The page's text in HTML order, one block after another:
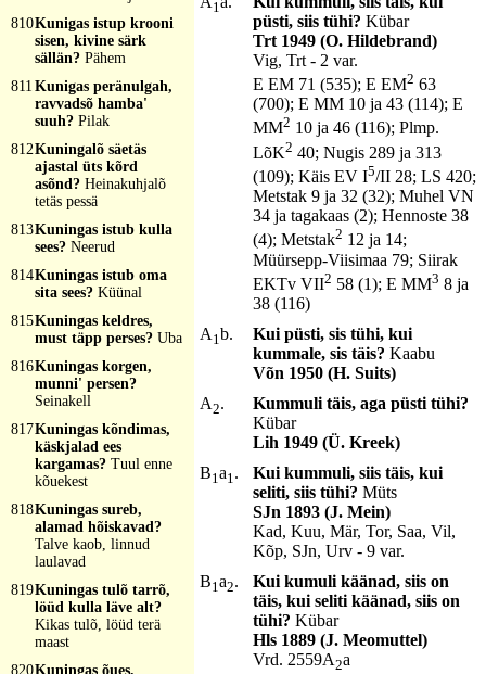
810Kunigas istup krooni
sisen, kivine särk
sällän? Pähem
811 Kunigas peränulgah,
ravvadsõ hamba'
suuh? Pilak
812Kuningalõ säetäs
ajastal üts kõrd
asõnd? Heinakuhjalõ
tetäs pessä
813Kuningas istub kulla
sees? Neerud
814Kuningas istub oma
sita sees? Küünal
815Kuningas keldres,
must täpp perses? Uba
816Kuningas korgen,
munni' persen?
Seinakell
817Kuningas kõndimas,
käskjalad ees
kargamas? Tuul enne
kõuekest
818Kuningas sureb,
alamad hõiskavad?
Talve kaob, linnud
laulavad
819Kuningas tulõ tarrõ,
löüd kulla läve alt?
Kikas tulõ, löüd terä
maast
820Kuningas õues,
1
püsti, siis tühi?Kübar
Trt 1949 (O. Hildebrand)
Vig, Trt - 2 var.
E EM 71 (535); E EM2 63
(700); E MM 10 ja 43 (114); E
MM2 10 ja 46 (116); Plmp.
LõK2 40; Nugis 289 ja 313
(109); Käis EV I5/II 28; LS 420;
Metstak 9 ja 32 (32); Muhel VN
34 ja tagakaas (2); Hennoste 38
(4); Metstak2 12 ja 14;
Müürsepp-Viisimaa 79; Siirak
EKTv VII2 58 (1); E MM3 8 ja
38 (116)
A 1b.
Kui püsti, sis tühi, kui
kummale, sis täis?Kaabu
Võn 1950 (H. Suits)
A2.
Kummuli täis, aga püsti tühi?
Kübar
Lih 1949 (Ü. Kreek)
B1a1.
Kui kummuli, siis täis, kui
seliti, siis tühi?Müts
SJn 1893 (J. Mein)
Kad, Kuu, Mär, Tor, Saa, Vil,
Kõp, SJn, Urv - 9 var.
B1a2.
Kui kumuli käänad, siis on
täis, kui seliti käänad, siis on
tühi?Kübar
Hls 1889 (J. Meomuttel)
Vrd. 2559A2a